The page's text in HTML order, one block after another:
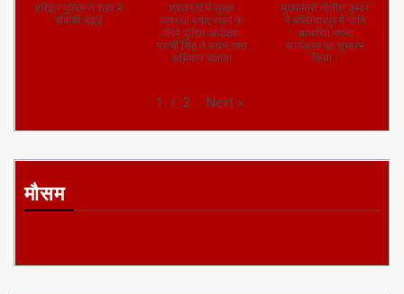
हरिद्वार पुलिस ने शहर में
चौकसी बढ़ाई
श्रावस्ती में सुरक्षा
व्यवस्था बनाए रखने के
लिये पुलिस अधीक्षक
प्राची सिंह ने सघन गश्त
अभियान चलाया
मुख्यमंत्री नीतीश कुमार
ने बख्तियारपुर में जाति
आधारित गणना
कार्यक्रम का शुभारंभ
किया।
1 / 2 Next »
मौसम